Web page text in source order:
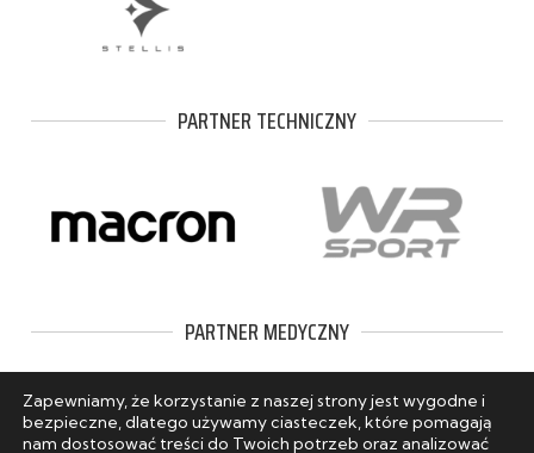
PARTNER TECHNICZNY
PARTNER MEDYCZNY
Zapewniamy, że korzystanie z naszej strony jest wygodne i
bezpieczne, dlatego używamy ciasteczek, które pomagają
nam dostosować treści do Twoich potrzeb oraz analizować